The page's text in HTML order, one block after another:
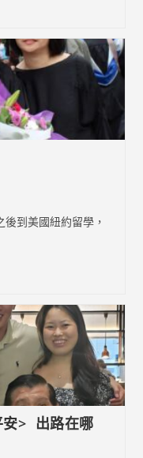
到美國紐約留學，
安> 出路在哪